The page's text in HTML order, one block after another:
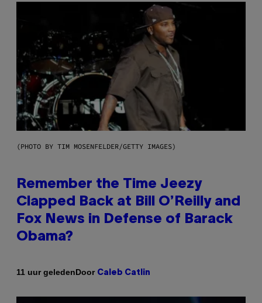
(PHOTO BY TIM MOSENFELDER/GETTY IMAGES)
Remember the Time Jeezy
Clapped Back at Bill O’Reilly and
Fox News in Defense of Barack
Obama?
11 uur geledenDoor Caleb Catlin